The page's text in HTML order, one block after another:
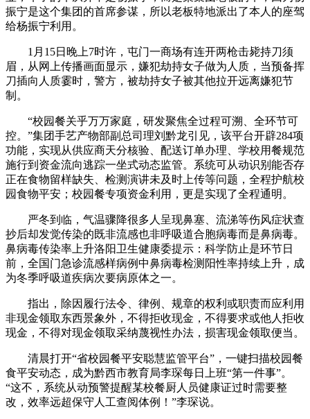
振宁是这个集团的首席参谋，所以老板特地派出了本人的座驾
给杨振宁利用。
1月15日晚上7时许，屯门一商场有连开两枪击毙持刀须
眉，从网上传播画面显示，嫌犯劫持女子做为人质，当预备挥
刀插向人质霎时，警方，被劫持女子被其他拉开远离嫌犯节
制。
“校园餐关乎万万家庭，研发聚焦全过程可溯、全环节可
控。”集团手艺产物部副总司理刘黔龙引见，该平台开辟284项
功能，实现从供应商天分核验、配送订单办理、学校用餐规范
施行到资金流向逃踪一坐式动态监管。系统可从动识别能否存
正在食物留样缺失、检测演讲未及时上传等问题，全程护航校
园食物平安；校园餐专项资金利用，更是实现了全程通明。
严冬到临，气温骤降很多人呈现鼻塞、流涕等伤风症状查
抄后却发觉传染的既非流感也非呼吸道合胞病毒而是鼻病毒。
鼻病毒传染率上升洛阳卫生健康委提示：科学防止是环节日
前，全国门急诊流感样病例中鼻病毒检测阳性率持续上升，成
为冬季呼吸道疾病次要病原体之一。
指出，除因履行法令、律例、规章的权利或职责而应利用
非现金领取东西景象外，不得拒收现金，不得要求或他人拒收
现金，不得对现金领取采纳蔑视性办法，损害现金领取便当。
清晨打开“省校园餐平安聪慧监管平台”，一键扫描校园餐
食平安动态，成为黔西市教育局李琛每日上班“第一件事”。
“这不，系统从动预警提醒某校餐厨人员健康证过时需要整
改，效率远超保守人工查阅体例！”李琛说。